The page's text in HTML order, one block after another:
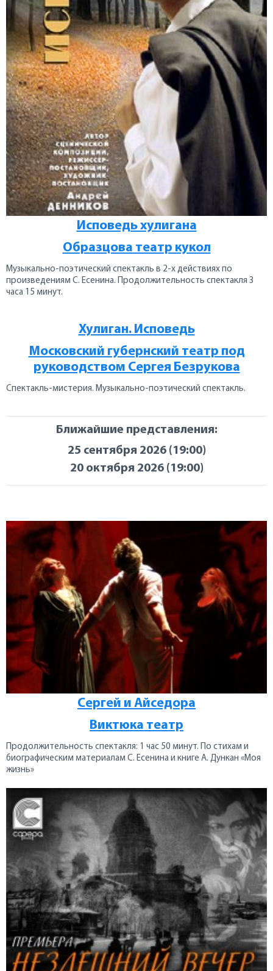
Исповедь хулигана
Образцова театр кукол
Музыкально-поэтический спектакль в 2-х действиях по
произведениям С. Есенина. Продолжительность спектакля 3
часа 15 минут.
Хулиган. Исповедь
Московский губернский театр под
руководством Сергея Безрукова
Спектакль-мистерия. Музыкально-поэтический спектакль.
Ближайшие представления:
25 сентября 2026 (19:00)
20 октября 2026 (19:00)
Сергей и Айседора
Виктюка театр
Продолжительность спектакля: 1 час 50 минут. По стихам и
биографическим материалам С. Есенина и книге А. Дункан «Моя
жизнь»